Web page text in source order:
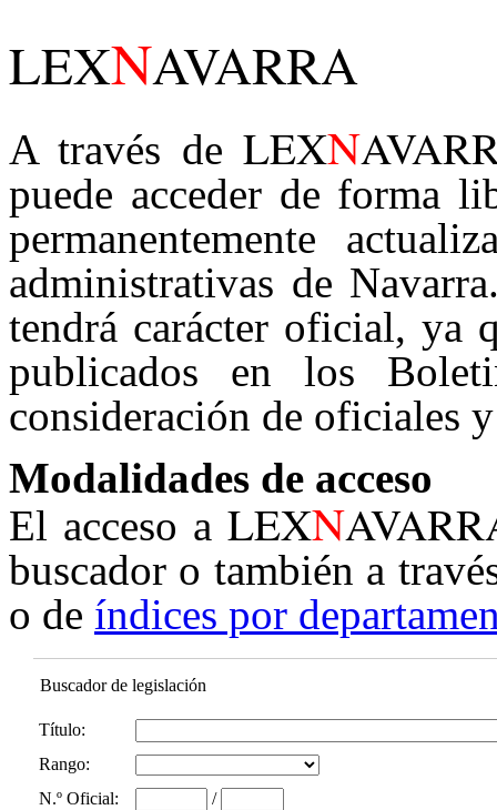
LEXNAVARRA
A través de LEXN
puede acceder de forma
permanentemente
administrativas de
tendrá carácter oficial, ya
publicados en los
consideración de oficiales
Modalidades de acceso
El acceso aLEXN
buscador o también a
o de índices por
Buscador de legislación
Título:
Rango:
N.º Oficial:
/